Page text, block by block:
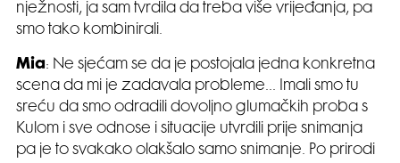
nježnosti, ja sam tvrdila da treba više vrijeđanja, pa
smo tako kombinirali.
Mia: Ne sjećam se da je postojala jedna konkretna
scena da mi je zadavala probleme… Imali smo tu
sreću da smo odradili dovoljno glumačkih proba s
Kulom i sve odnose i situacije utvrdili prije snimanja
pa je to svakako olakšalo samo snimanje. Po prirodi